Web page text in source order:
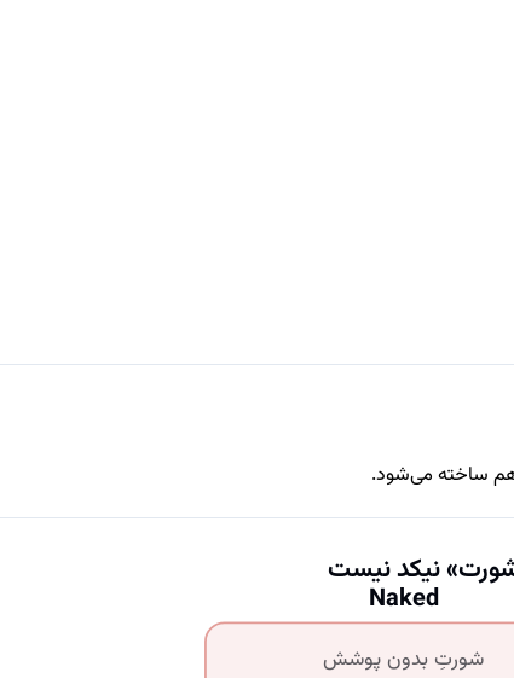
ساخته می‌شود.
نیکد نیست
Naked
شورتِ بدون پوشش